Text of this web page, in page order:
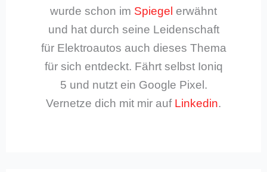
wurde schon im Spiegel erwähnt
und hat durch seine Leidenschaft
für Elektroautos auch dieses Thema
für sich entdeckt. Fährt selbst Ioniq
5 und nutzt ein Google Pixel.
Vernetze dich mit mir auf Linkedin.